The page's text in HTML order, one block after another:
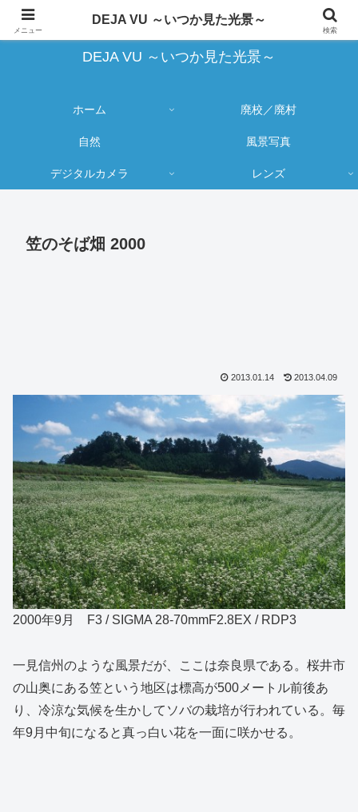
蔵出し写真の大売り出しとカメラ物欲のブログ
DEJA VU ～いつか見た光景～
ホーム 廃校／廃村
自然 風景写真
デジタルカメラ レンズ
笠のそば畑 2000
2013.01.14 2013.04.09
2000年9月 F3 / SIGMA 28-70mmF2.8EX / RDP3
一見信州のような風景だが、ここは奈良県である。桜井市
の山奥にある笠という地区は標高が500メートル前後あ
り、冷涼な気候を生かしてソバの栽培が行われている。毎
年9月中旬になると真っ白い花を一面に咲かせる。
メニュー
DEJA VU ～いつか見た光景～
検索